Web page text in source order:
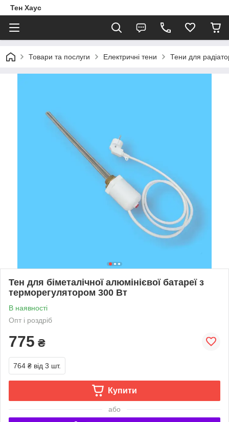
Тен Хаус
Товари та послуги Електричні тени Тени для
Тен для біметалічної алюмінієвої батареї з
терморегулятором 300 Вт
В наявності
Опт і роздріб
775 ₴
764 ₴ від 3 шт.
Купити
або